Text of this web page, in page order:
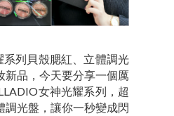
系列貝殼腮紅、立體調光
新品，今天要分享一個厲
女神光耀系列，超
調光盤，讓你一秒變成閃